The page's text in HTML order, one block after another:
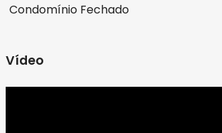
Condomínio Fechado
Vídeo